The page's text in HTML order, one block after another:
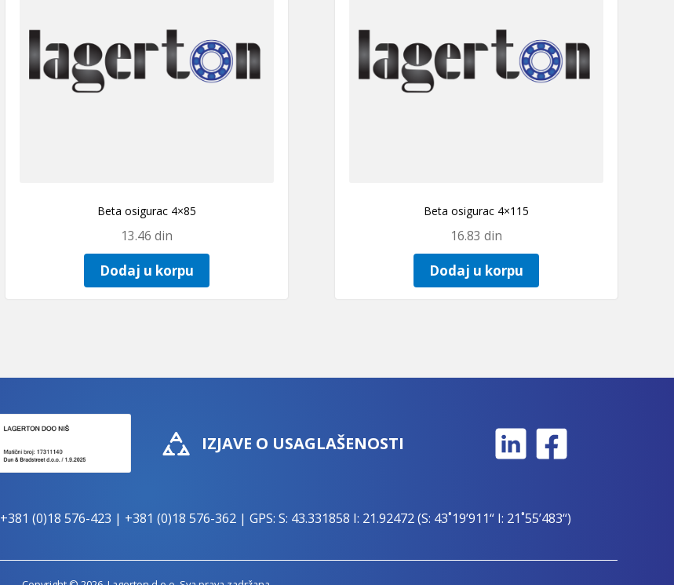
Beta osigurac 4×85
13.46 din
Dodaj u korpu
Beta osigurac 4×115
16.83 din
Dodaj u korpu
IZJAVE O USAGLAŠENOSTI
+381 (0)18 576-423 | +381 (0)18 576-362 | GPS: S: 43.331858 I: 21.92472 (S: 43˚19’911“ I: 21˚55’483“)